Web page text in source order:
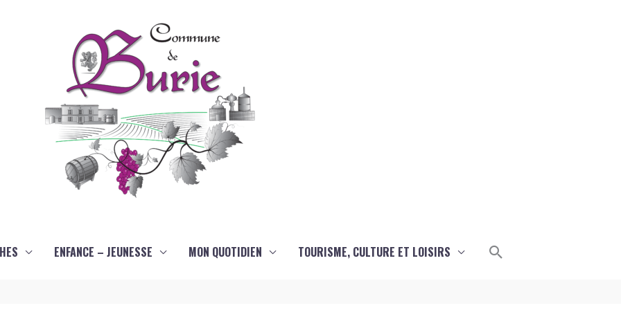
ENFANCE – JEUNESSE MON QUOTIDIEN TOURISME, CULTURE ET LOISIRS Rechercher